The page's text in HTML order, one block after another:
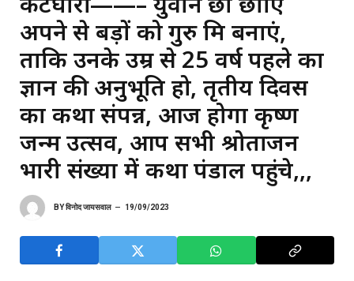
अपने से बड़ों को गुरु मित्र बनाएं,
ताकि उनके उम्र से 25 वर्ष पहले का
ज्ञान की अनुभूति हो, तृतीय दिवस
का कथा संपन्न, आज होगा कृष्ण
जन्म उत्सव, आप सभी श्रोताजन
भारी संख्या में कथा पंडाल पहुंचे,,,
BYविनोद जायसवाल 19/09/2023